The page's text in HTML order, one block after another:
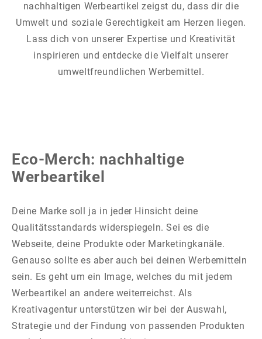
nachhaltigen Werbeartikel zeigst du, dass dir die
Umwelt und soziale Gerechtigkeit am Herzen liegen.
Lass dich von unserer Expertise und Kreativität
inspirieren und entdecke die Vielfalt unserer
umweltfreundlichen Werbemittel.
Eco-Merch: nachhaltige
Werbeartikel
Deine Marke soll ja in jeder Hinsicht deine
Qualitätsstandards widerspiegeln. Sei es die
Webseite, deine Produkte oder Marketingkanäle.
Genauso sollte es aber auch bei deinen Werbemitteln
sein. Es geht um ein Image, welches du mit jedem
Werbeartikel an andere weiterreichst. Als
Kreativagentur unterstützen wir bei der Auswahl,
Strategie und der Findung von passenden Produkten